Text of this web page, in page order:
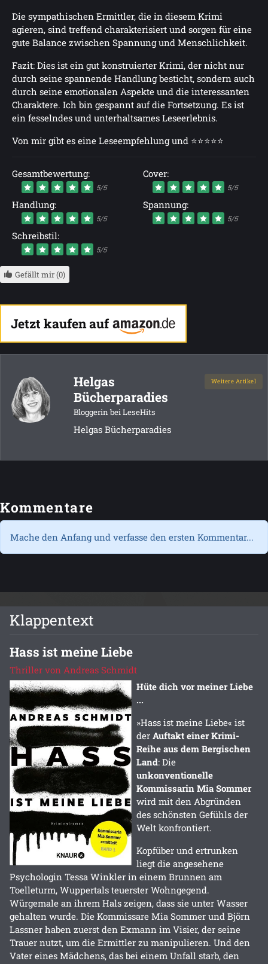
Die sympathischen Ermittler, die in diesem Krimi
agieren, sind treffend charakterisiert und sorgen für eine
gute Balance zwischen Spannung und Menschlichkeit.
Fazit: Dies ist ein gut konstruierter Krimi, der nicht nur
durch seine spannende Handlung besticht, sondern auch
durch seine emotionalen Aspekte und die interessanten
Charaktere. Ich bin gespannt auf die Fortsetzung. Es ist
ein fesselndes und unterhaltsames Leseerlebnis.
Von mir gibt es eine Leseempfehlung und ⭐⭐⭐⭐⭐
Gesamtbewertung:
5/5
Cover:
5/5
Handlung:
5/5
Spannung:
5/5
Schreibstil:
5/5
Gefällt mir (0)
Jetzt kaufen auf
Helgas
Bücherparadies
Bloggerin bei LeseHits
Weitere Artikel
Helgas Bücherparadies
Kommentare
Mache den Anfang und verfasse den ersten Kommentar...
Klappentext
Hass ist meine Liebe
Thriller von Andreas Schmidt
Hüte dich vor meiner Liebe
...
»Hass ist meine Liebe« ist
der Auftakt einer Krimi-
Reihe aus dem Bergischen
Land: Die
unkonventionelle
Kommissarin Mia Sommer
wird mit den Abgründen
des schönsten Gefühls der
Welt konfrontiert.
Kopfüber und ertrunken
liegt die angesehene
Psychologin Tessa Winkler in einem Brunnen am
Toelleturm, Wuppertals teuerster Wohngegend.
Würgemale an ihrem Hals zeigen, dass sie unter Wasser
gehalten wurde. Die Kommissare Mia Sommer und Björn
Lassner haben zuerst den Exmann im Visier, der seine
Trauer nutzt, um die Ermittler zu manipulieren. Und den
Vater eines Mädchens, das bei einem Unfall starb, den